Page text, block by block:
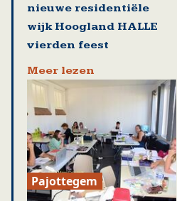
nieuwe residentiële
wijk Hoogland HALLE
vierden feest
Meer lezen
Pajottegem